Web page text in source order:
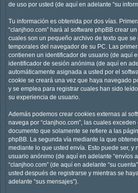
de uso por usted (de aquí en adelante “su
Tu información es obtenida por dos vías.
“clanjhoo.com” hará al software phpBB crear
cuales son un pequeño archivo de texto que
temporales del navegador de su PC. Las
contienen un identificador de usuario (de aquí
identificador de sesión anónima (de aquí en
automáticamente asignada a usted por el
cookie se creará una vez que haya navegado
y se emplea para registrar cuales han sido
su experiencia de usuario.
Además podemos crear cookies externas al
navega por “clanjhoo.com”, las cuales
documento que solamente se refiere a las
phpBB. La segunda vía mediante la que
mediante lo que usted envía. Esto puede ser, y
usuario anónimo (de aquí en adelante “envíos
“clanjhoo.com” (de aquí en adelante “su
usted después de registrarse y mientras se
adelante “sus mensajes”).